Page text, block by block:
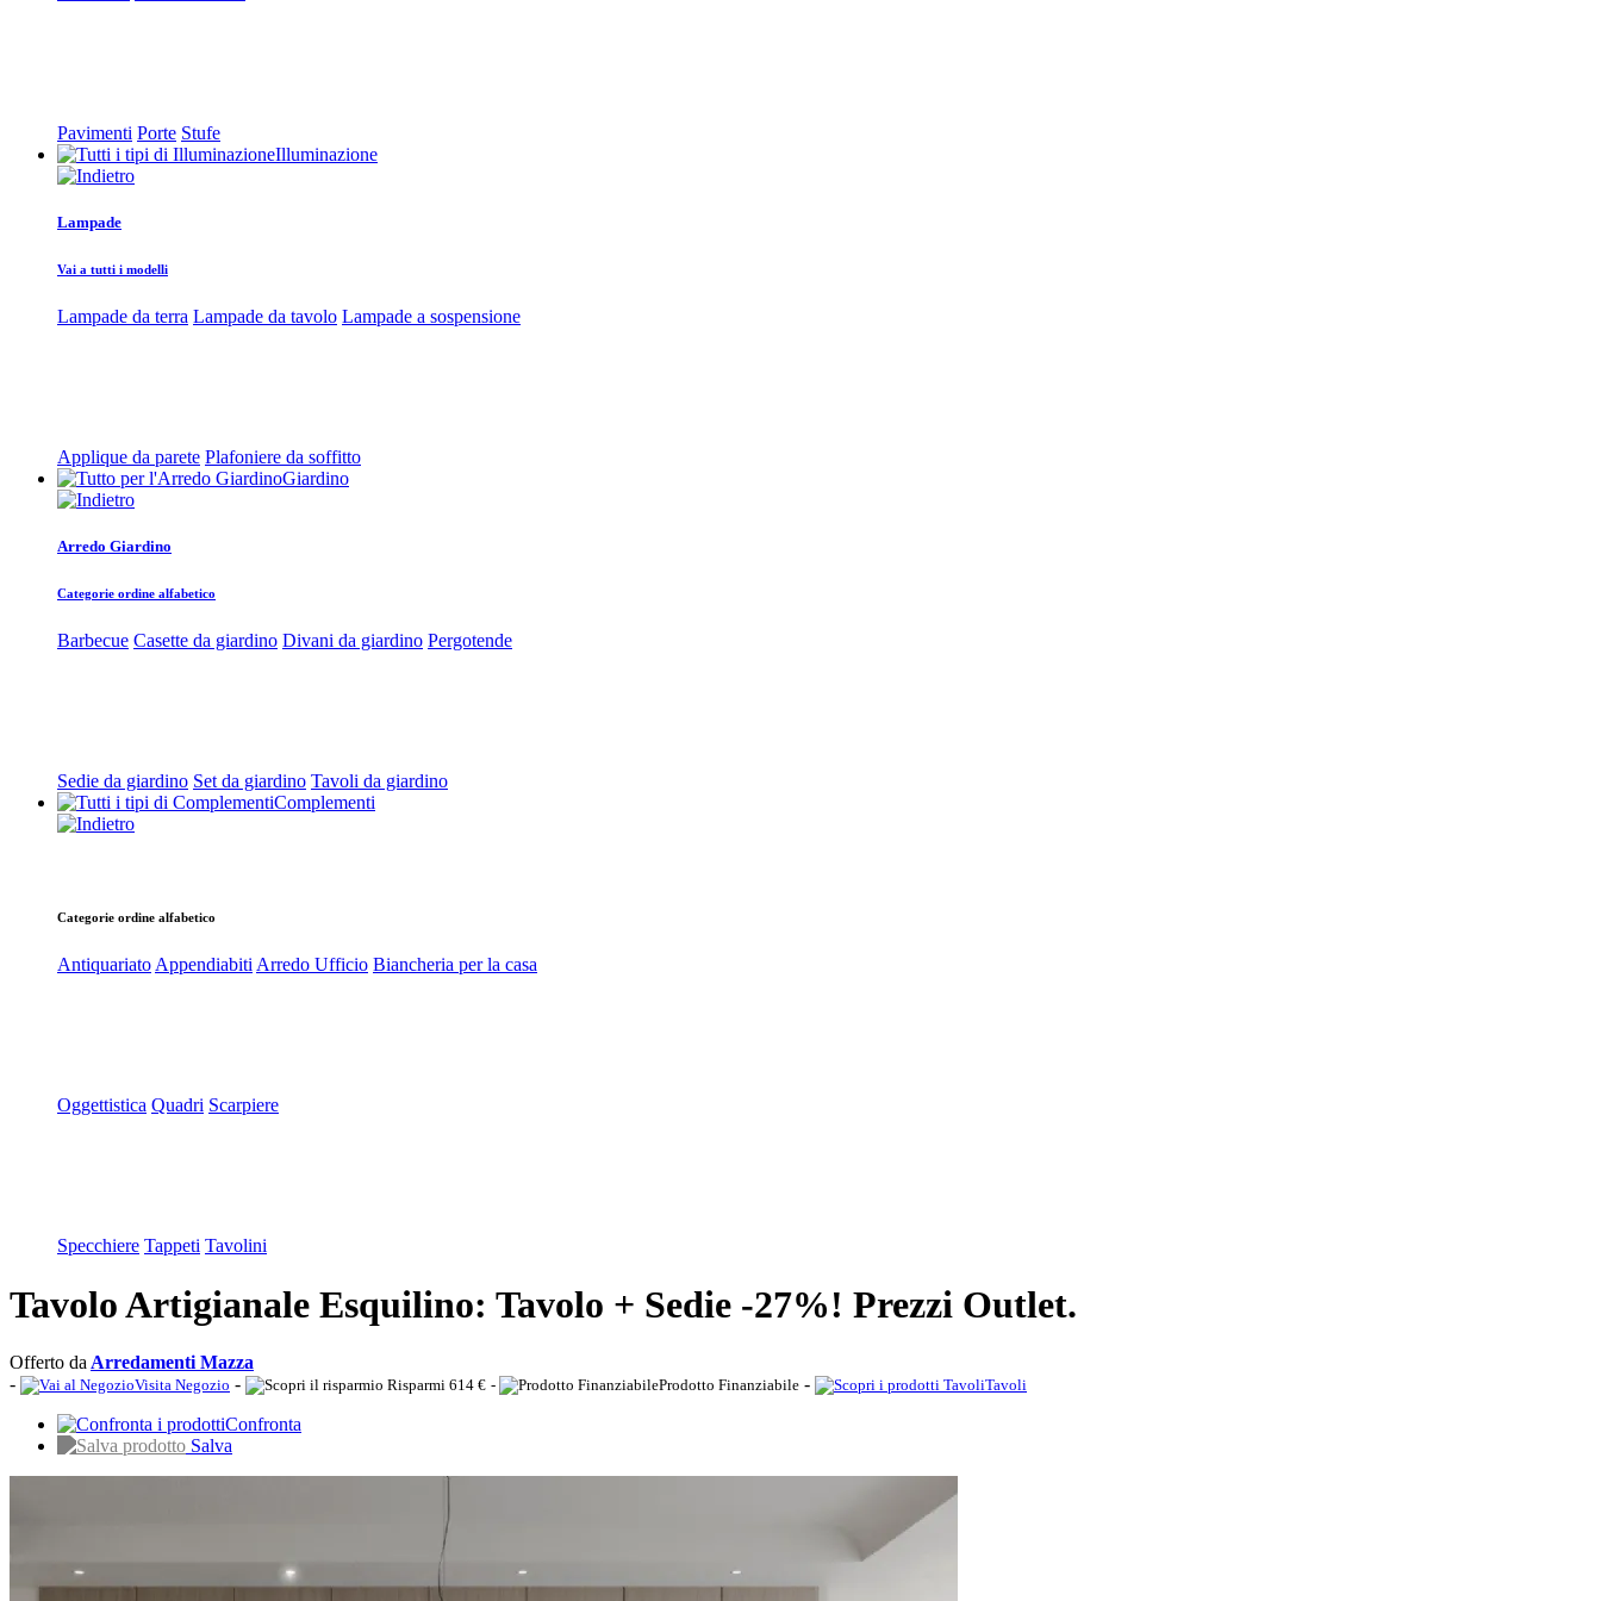
Pavimenti Porte Stufe
Illuminazione
Lampade
Vai a tutti i modelli
Lampade da terra Lampade da tavolo Lampade a sospensione
Applique da parete Plafoniere da soffitto
Giardino
Arredo Giardino
Categorie ordine alfabetico
Barbecue Casette da giardino Divani da giardino Pergotende
Sedie da giardino Set da giardino Tavoli da giardino
Complementi
Categorie ordine alfabetico
Antiquariato Appendiabiti Arredo Ufficio Biancheria per la casa
Oggettistica Quadri Scarpiere
Specchiere Tappeti Tavolini
Tavolo Artigianale Esquilino: Tavolo + Sedie -27%! Prezzi Outlet.
Offerto da Arredamenti Mazza
-
Visita Negozio - Risparmi 614 € - Prodotto Finanziabile - Tavoli
Confronta
Salva